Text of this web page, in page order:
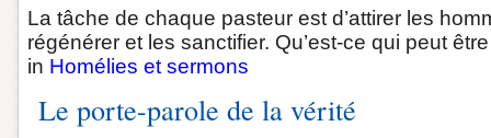
La tâche de chaque pasteur est d’attirer les
régénérer et les sanctifier. Qu’est-ce qui peut
in Homélies et sermons
Le porte-parole de la vérité